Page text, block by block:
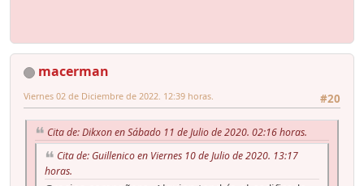
macerman
#20
Viernes 02 de Diciembre de 2022. 12:39 horas.
Cita de: Dikxon en Sábado 11 de Julio de 2020. 02:16 horas.
Cita de: Guillenico en Viernes 10 de Julio de 2020. 13:17
horas.